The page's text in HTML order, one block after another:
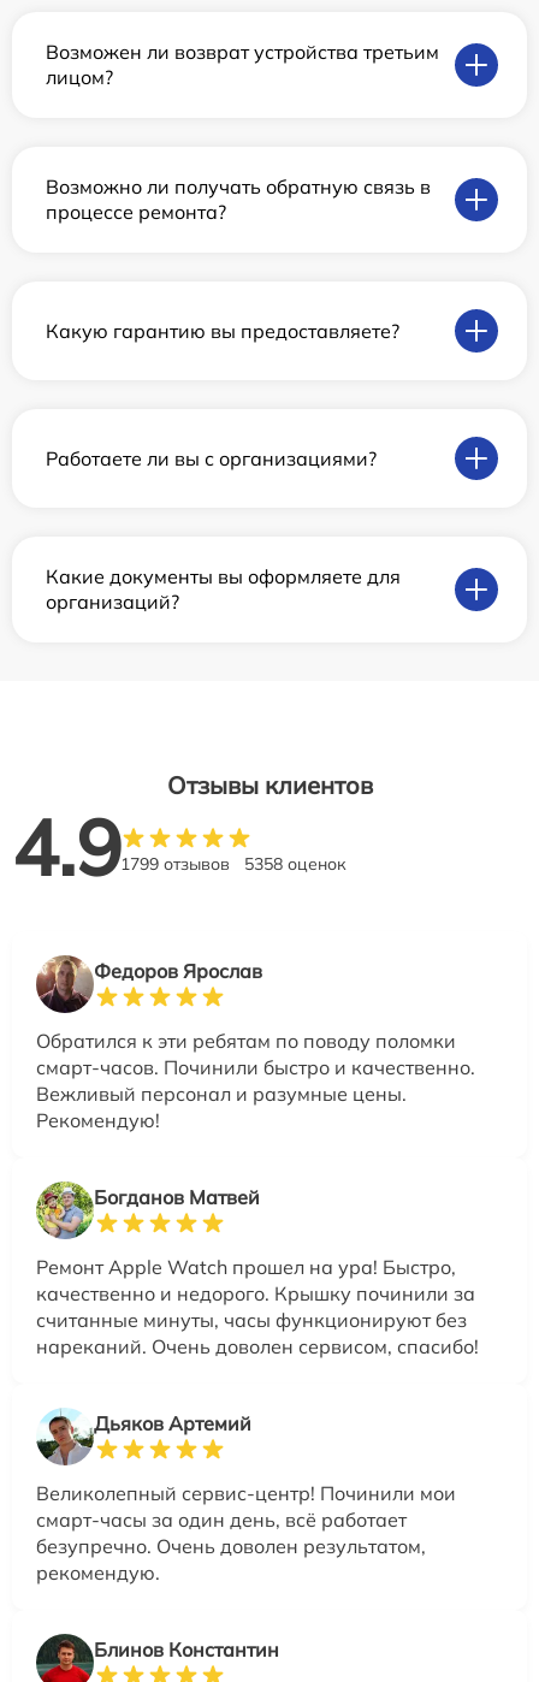
Возможен ли возврат устройства третьим
лицом?
Возможно ли получать обратную связь в
процессе ремонта?
Какую гарантию вы предоставляете?
Работаете ли вы с организациями?
Какие документы вы оформляете для
организаций?
Отзывы клиентов
4.91799 отзывов 5358 оценок
Федоров Ярослав
Обратился к эти ребятам по поводу поломки
смарт-часов. Починили быстро и качественно.
Вежливый персонал и разумные цены.
Рекомендую!
Богданов Матвей
Ремонт Apple Watch прошел на ура! Быстро,
качественно и недорого. Крышку починили за
считанные минуты, часы функционируют без
нареканий. Очень доволен сервисом, спасибо!
Дьяков Артемий
Великолепный сервис-центр! Починили мои
смарт-часы за один день, всё работает
безупречно. Очень доволен результатом,
рекомендую.
Блинов Константин